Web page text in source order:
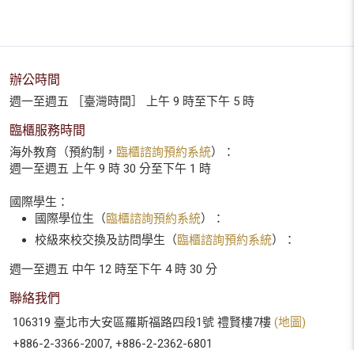
辦公時間
週一至週五 ［臺灣時間］ 上午 9 時至下午 5 時
臨櫃服務時間
海外教育（預約制， 臨櫃諮詢預約系統）：
週一至週五 上午 9 時 30 分至下午 1 時
國際學生：
國際學位生（臨櫃諮詢預約系統）：
校級來校交換及訪問學生（臨櫃諮詢預約系統）：
週一至週五 中午 12 時至下午 4 時 30 分
聯絡我們
106319 臺北市大安區羅斯福路四段1號 禮賢樓7樓 (地圖)
+886-2-3366-2007, +886-2-2362-6801